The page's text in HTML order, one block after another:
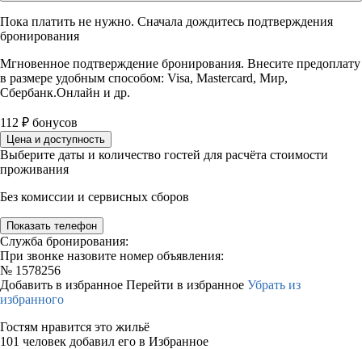
Пока платить не нужно. Сначала дождитесь подтверждения
бронирования
Мгновенное подтверждение бронирования. Внесите предоплату
в размере удобным способом: Visa, Mastercard, Мир,
Сбербанк.Онлайн и др.
112 ₽ бонусов
Цена и доступность
Выберите даты и количество гостей для расчёта стоимости
проживания
Без комиссии и сервисных сборов
Показать телефон
Служба бронирования:
При звонке назовите номер объявления:
№ 1578256
Добавить в избранное Перейти в избранное Убрать из
избранного
Гостям нравится это жильё
101 человек добавил его в Избранное